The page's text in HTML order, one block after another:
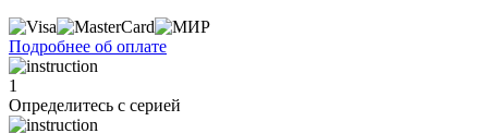
Подробнее об оплате
1
Определитесь с серией